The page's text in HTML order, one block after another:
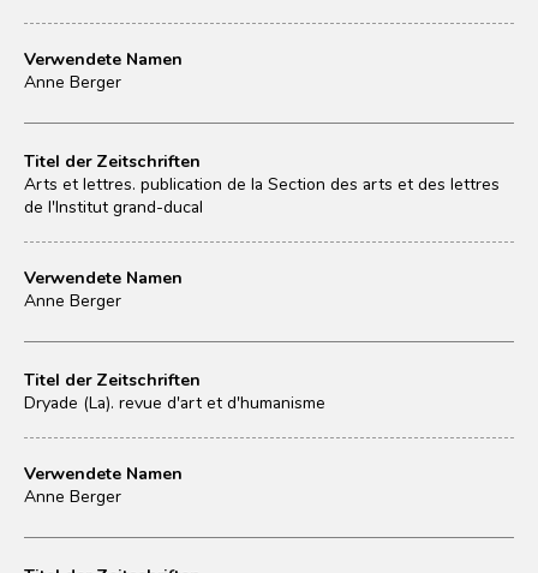
Verwendete Namen
Anne Berger
Titel der Zeitschriften
Arts et lettres. publication de la Section des arts et des lettres
de l'Institut grand-ducal
Verwendete Namen
Anne Berger
Titel der Zeitschriften
Dryade (La). revue d'art et d'humanisme
Verwendete Namen
Anne Berger